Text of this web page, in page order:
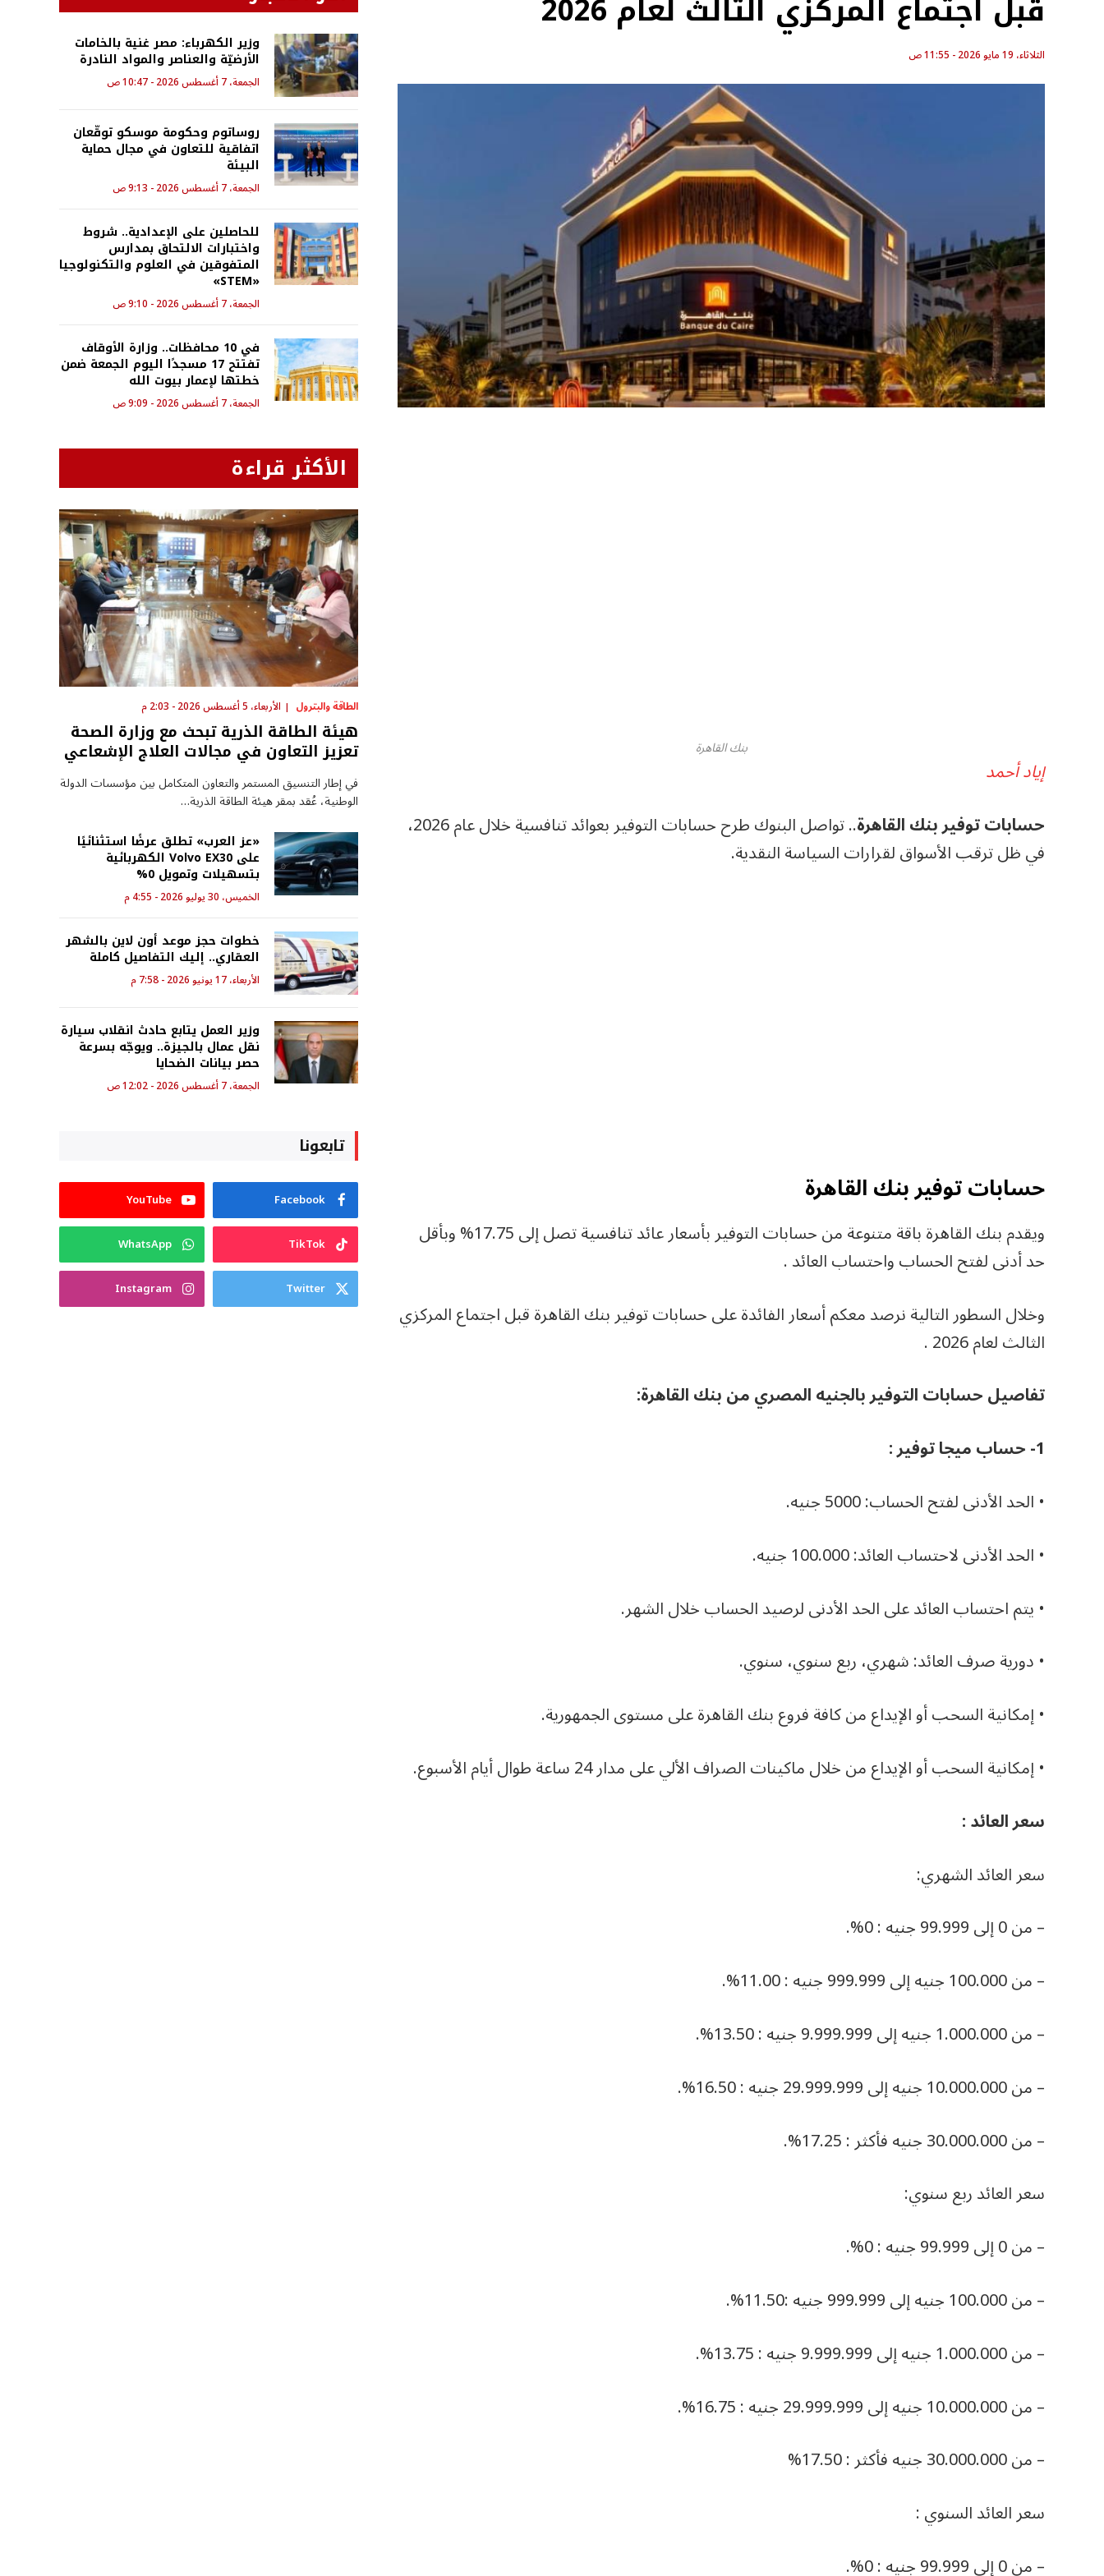
قبل اجتماع المركزي الثالث لعام 2026
الثلاثاء، 19 مايو 2026 - 11:55 ص
بنك القاهرة
إياد أحمد
حسابات توفير بنك القاهرة
.. تواصل البنوك طرح حسابات التوفير بعوائد تنافسية خلال عام 2026،
في ظل ترقب الأسواق لقرارات السياسة النقدية.
حسابات توفير بنك القاهرة
ويقدم بنك القاهرة باقة متنوعة من حسابات التوفير بأسعار عائد تنافسية تصل إلى 17.75% وبأقل
حد أدنى لفتح الحساب واحتساب العائد .
وخلال السطور التالية نرصد معكم أسعار الفائدة على حسابات توفير بنك القاهرة قبل اجتماع المركزي
الثالث لعام 2026 .
تفاصيل حسابات التوفير بالجنيه المصري من بنك القاهرة:
1- حساب ميجا توفير :
• الحد الأدنى لفتح الحساب: 5000 جنيه.
• الحد الأدنى لاحتساب العائد: 100.000 جنيه.
• يتم احتساب العائد على الحد الأدنى لرصيد الحساب خلال الشهر.
• دورية صرف العائد: شهري، ربع سنوي، سنوي.
• إمكانية السحب أو الإيداع من كافة فروع بنك القاهرة على مستوى الجمهورية.
• إمكانية السحب أو الإيداع من خلال ماكينات الصراف الألي على مدار 24 ساعة طوال أيام الأسبوع.
سعر العائد :
سعر العائد الشهري:
– من 0 إلى 99.999 جنيه : 0%.
– من 100.000 جنيه إلى 999.999 جنيه : 11.00%.
– من 1.000.000 جنيه إلى 9.999.999 جنيه : 13.50%.
– من 10.000.000 جنيه إلى 29.999.999 جنيه : 16.50%.
– من 30.000.000 جنيه فأكثر : 17.25%.
سعر العائد ربع سنوي:
– من 0 إلى 99.999 جنيه : 0%.
– من 100.000 جنيه إلى 999.999 جنيه :11.50%.
– من 1.000.000 جنيه إلى 9.999.999 جنيه : 13.75%.
– من 10.000.000 جنيه إلى 29.999.999 جنيه : 16.75%.
– من 30.000.000 جنيه فأكثر : 17.50%
سعر العائد السنوي :
– من 0 إلى 99.999 جنيه : 0%.
وزير الكهرباء: مصر غنية بالخامات
الأرضيّة والعناصر والمواد النادرة
الجمعة، 7 أغسطس 2026 - 10:47 ص
روساتوم وحكومة موسكو توقّعان
اتفاقية للتعاون في مجال حماية
البيئة
الجمعة، 7 أغسطس 2026 - 9:13 ص
للحاصلين على الإعدادية.. شروط
واختبارات الالتحاق بمدارس
المتفوقين في العلوم والتكنولوجيا
«STEM»
الجمعة، 7 أغسطس 2026 - 9:10 ص
في 10 محافظات.. وزارة الأوقاف
تفتتح 17 مسجدًا اليوم الجمعة ضمن
خطتها لإعمار بيوت الله
الجمعة، 7 أغسطس 2026 - 9:09 ص
الأكثر قراءة
الطاقة والبترول الأربعاء، 5 أغسطس 2026 - 2:03 م
هيئة الطاقة الذرية تبحث مع وزارة الصحة
تعزيز التعاون في مجالات العلاج الإشعاعي
في إطار التنسيق المستمر والتعاون المتكامل بين مؤسسات الدولة
الوطنية، عُقد بمقر هيئة الطاقة الذرية…
«عز العرب» تطلق عرضًا استثنائيًا
على Volvo EX30 الكهربائية
بتسهيلات وتمويل 0%
الخميس، 30 يوليو 2026 - 4:55 م
خطوات حجز موعد أون لاين بالشهر
العقاري.. إليك التفاصيل كاملة
الأربعاء، 17 يونيو 2026 - 7:58 م
وزير العمل يتابع حادث انقلاب سيارة
نقل عمال بالجيزة.. ويوجّه بسرعة
حصر بيانات الضحايا
الجمعة، 7 أغسطس 2026 - 12:02 ص
تابعونا
Facebook
YouTube
TikTok
WhatsApp
Twitter
Instagram